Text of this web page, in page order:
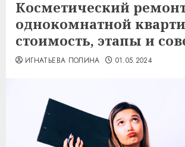
Косметический
однокомнатной
стоимость, этапы и
ИГНАТЬЕВА ПОЛИНА 01.05.2024